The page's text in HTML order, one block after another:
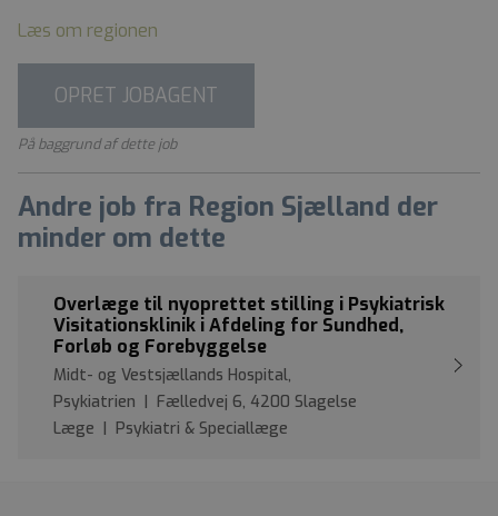
Læs om regionen
OPRET JOBAGENT
På baggrund af dette job
Andre job fra Region Sjælland der
minder om dette
Overlæge til nyoprettet stilling i Psykiatrisk
Visitationsklinik i Afdeling for Sundhed,
Forløb og Forebyggelse
Midt- og Vestsjællands Hospital,
Psykiatrien | Fælledvej 6, 4200 Slagelse
Læge | Psykiatri & Speciallæge